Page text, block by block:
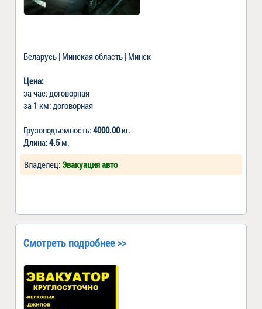
Беларусь | Минская область | Минск
Цена:
за час: договорная
за 1 км: договорная
Грузоподъемность:4000.00кг.
Длина:4.5м.
Владелец: Эвакуация авто
Смотреть подробнее >>